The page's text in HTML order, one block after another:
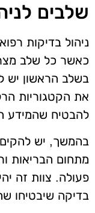
שלבים
ניהול בדיקות
כאשר כל שלב
בשלב הראשון יש
את הקטגוריות
להבטיח שהמידע
בהמשך, יש להקים
מתחום הבריאות
פעולה. צוות זה
בדיקה שיבטיחו